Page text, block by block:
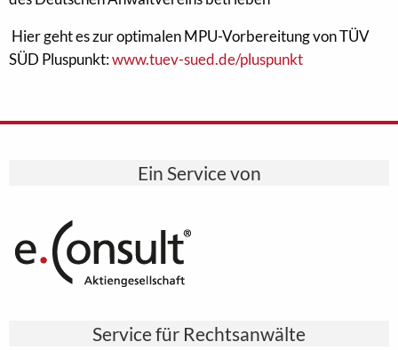
Hier geht es zur optimalen MPU-Vorbereitung von TÜV
SÜD Pluspunkt:www.tuev-sued.de/pluspunkt
Ein Service von
Service für Rechtsanwälte